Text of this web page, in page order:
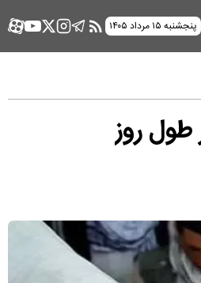
پنجشنبه ۱۵ مرداد ۱۴۰۵